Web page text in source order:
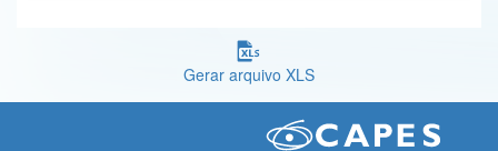
Gerar arquivo XLS